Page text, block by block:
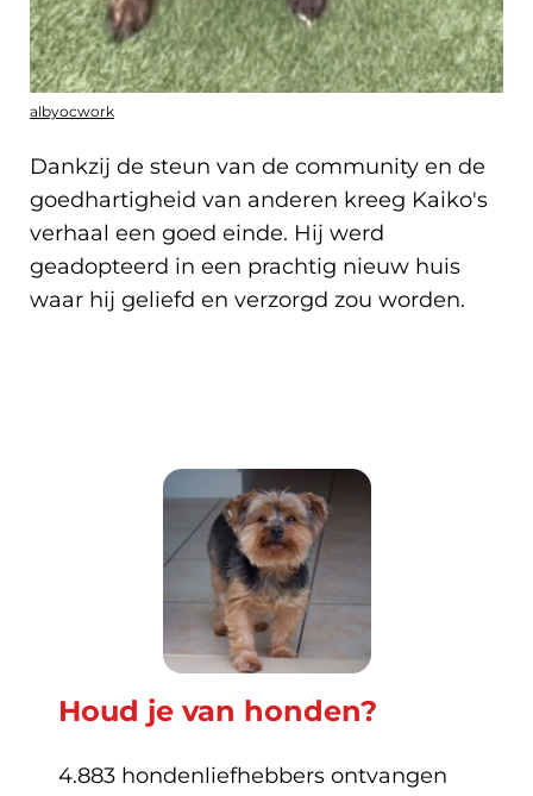
albyocwork
Dankzij de steun van de community en de
goedhartigheid van anderen kreeg Kaiko's
verhaal een goed einde. Hij werd
geadopteerd in een prachtig nieuw huis
waar hij geliefd en verzorgd zou worden.
Houd je van honden?
4.883 hondenliefhebbers ontvangen